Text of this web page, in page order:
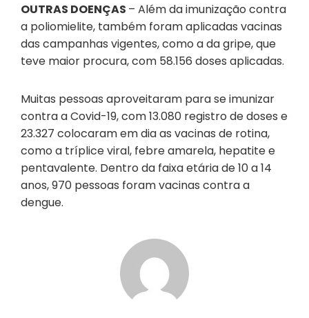
OUTRAS DOENÇAS – Além da imunização contra
a poliomielite, também foram aplicadas vacinas
das campanhas vigentes, como a da gripe, que
teve maior procura, com 58.156 doses aplicadas.
Muitas pessoas aproveitaram para se imunizar
contra a Covid-19, com 13.080 registro de doses e
23.327 colocaram em dia as vacinas de rotina,
como a tríplice viral, febre amarela, hepatite e
pentavalente. Dentro da faixa etária de 10 a 14
anos, 970 pessoas foram vacinas contra a
dengue.